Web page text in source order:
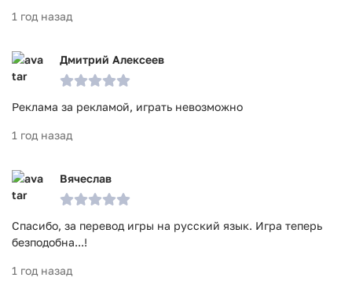
1 год назад
Дмитрий Алексеев
Реклама за рекламой, играть невозможно
1 год назад
Вячеслав
Спасибо, за перевод игры на русский язык. Игра теперь
безподобна...!
1 год назад